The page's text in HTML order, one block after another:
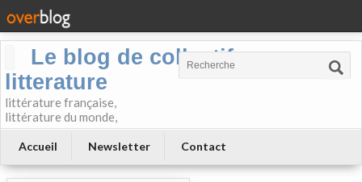
Le blog de collectif-
litterature
littérature française,
littérature du monde,
Accueil Newsletter Contact